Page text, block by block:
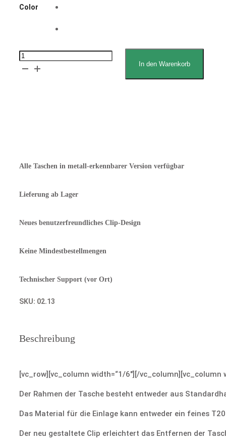
Color
Belshaw
Adamatic
In den Warenkorb
Alle Taschen in metall-erkennbarer Version verfügbar
Lieferung ab Lager
Neues benutzerfreundliches Clip-Design
Keine Mindestbestellmengen
Technischer Support (vor Ort)
SKU: 02.13
Beschreibung
[vc_row][vc_column width=“1/6″][/
Der Rahmen der Tasche besteht entweder aus
Das Material für die Einlage kann entweder ein feines
Der neu gestaltete Clip erleichtert das Entfernen der